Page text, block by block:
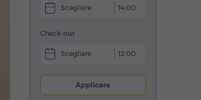
14:00
Check-out
12:00
Applicare